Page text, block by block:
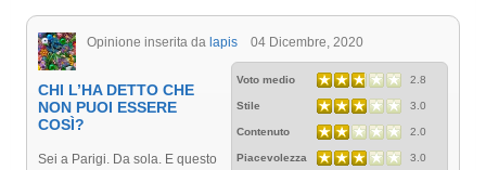
Opinione inserita da lapis 04 Dicembre, 2020
Voto medio 2.8
Stile 3.0
Contenuto 2.0
Piacevolezza 3.0
CHI L’HA DETTO CHE
NON PUOI ESSERE
COSÌ?
Sei a Parigi. Da sola. E questo